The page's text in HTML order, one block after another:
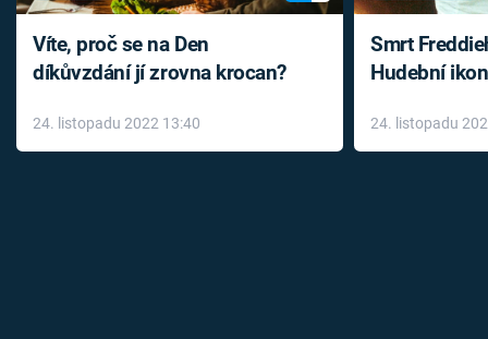
Víte, proč se na Den
díkůvzdání jí zrovna krocan?
24. listopadu 2022 13:40
Smrt
Hudební
léky
24. listopadu